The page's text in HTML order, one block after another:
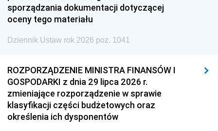
sporządzania dokumentacji dotyczącej
oceny tego materiału
Dziennik Ustaw rok 2026 poz. 1041
ROZPORZĄDZENIE MINISTRA FINANSÓW I
GOSPODARKI z dnia 29 lipca 2026 r.
zmieniające rozporządzenie w sprawie
klasyfikacji części budżetowych oraz
określenia ich dysponentów